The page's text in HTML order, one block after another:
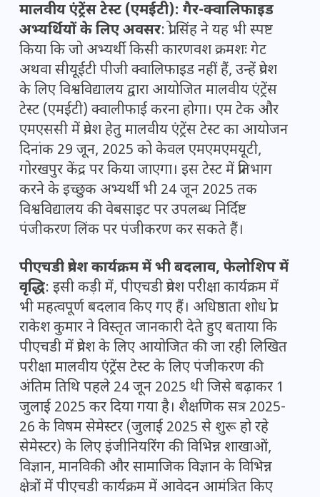
मालवीय एंट्रेंस टेस्ट (एमईटी): गैर-क्वालिफाइड
अभ्यर्थियों के लिए अवसर: प्रो सिंह ने यह भी स्पष्ट
किया कि जो अभ्यर्थी किसी कारणवश क्रमशः गेट
अथवा सीयूईटी पीजी क्वालिफाइड नहीं हैं, उन्हें प्रवेश
के लिए विश्वविद्यालय द्वारा आयोजित मालवीय एंट्रेंस
टेस्ट (एमईटी) क्वालीफाई करना होगा। एम टेक और
एमएससी में प्रवेश हेतु मालवीय एंट्रेंस टेस्ट का आयोजन
दिनांक 29 जून, 2025 को केवल एमएमएमयूटी,
गोरखपुर केंद्र पर किया जाएगा। इस टेस्ट में प्रतिभाग
करने के इच्छुक अभ्यर्थी भी 24 जून 2025 तक
विश्वविद्यालय की वेबसाइट पर उपलब्ध निर्दिष्ट
पंजीकरण लिंक पर पंजीकरण कर सकते हैं।
पीएचडी प्रवेश कार्यक्रम में भी बदलाव, फेलोशिप में
वृद्धि: इसी कड़ी में, पीएचडी प्रवेश परीक्षा कार्यक्रम में
भी महत्वपूर्ण बदलाव किए गए हैं। अधिष्ठाता शोध प्रो
राकेश कुमार ने विस्तृत जानकारी देते हुए बताया कि
पीएचडी में प्रवेश के लिए आयोजित की जा रही लिखित
परीक्षा मालवीय एंट्रेंस टेस्ट के लिए पंजीकरण की
अंतिम तिथि पहले 24 जून 2025 थी जिसे बढ़ाकर 1
जुलाई 2025 कर दिया गया है। शैक्षणिक सत्र 2025-
26 के विषम सेमेस्टर (जुलाई 2025 से शुरू हो रहे
सेमेस्टर) के लिए इंजीनियरिंग की विभिन्न शाखाओं,
विज्ञान, मानविकी और सामाजिक विज्ञान के विभिन्न
क्षेत्रों में पीएचडी कार्यक्रम में आवेदन आमंत्रित किए